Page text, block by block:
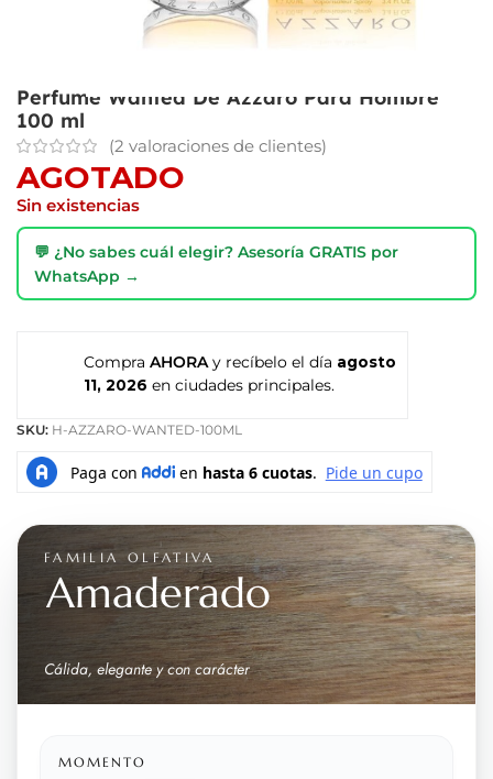
Perfume Wanted De Azzaro Para Hombre
100 ml
(2 valoraciones de clientes)
AGOTADO
Sin existencias
💬 ¿No sabes cuál elegir? Asesoría GRATIS por
WhatsApp →
Compra AHORA y recíbelo el día agosto
11, 2026 en ciudades principales.
SKU: H-AZZARO-WANTED-100ML
FAMILIA OLFATIVA
Amaderado
Cálida, elegante y con carácter
MOMENTO